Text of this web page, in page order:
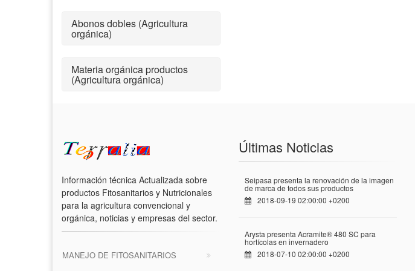
Abonos dobles (Agricultura
orgánica)
Materia orgánica productos
(Agricultura orgánica)
Información técnica Actualizada sobre
productos Fitosanitarios y Nutricionales
para la agricultura convencional y
orgánica, noticias y empresas del sector.
MANEJO DE FITOSANITARIOS
Últimas Noticias
Seipasa presenta la renovación de la imagen
de marca de todos sus productos
2018-09-19 02:00:00 +0200
Arysta presenta Acramite® 480 SC para
hortícolas en invernadero
2018-07-10 02:00:00 +0200